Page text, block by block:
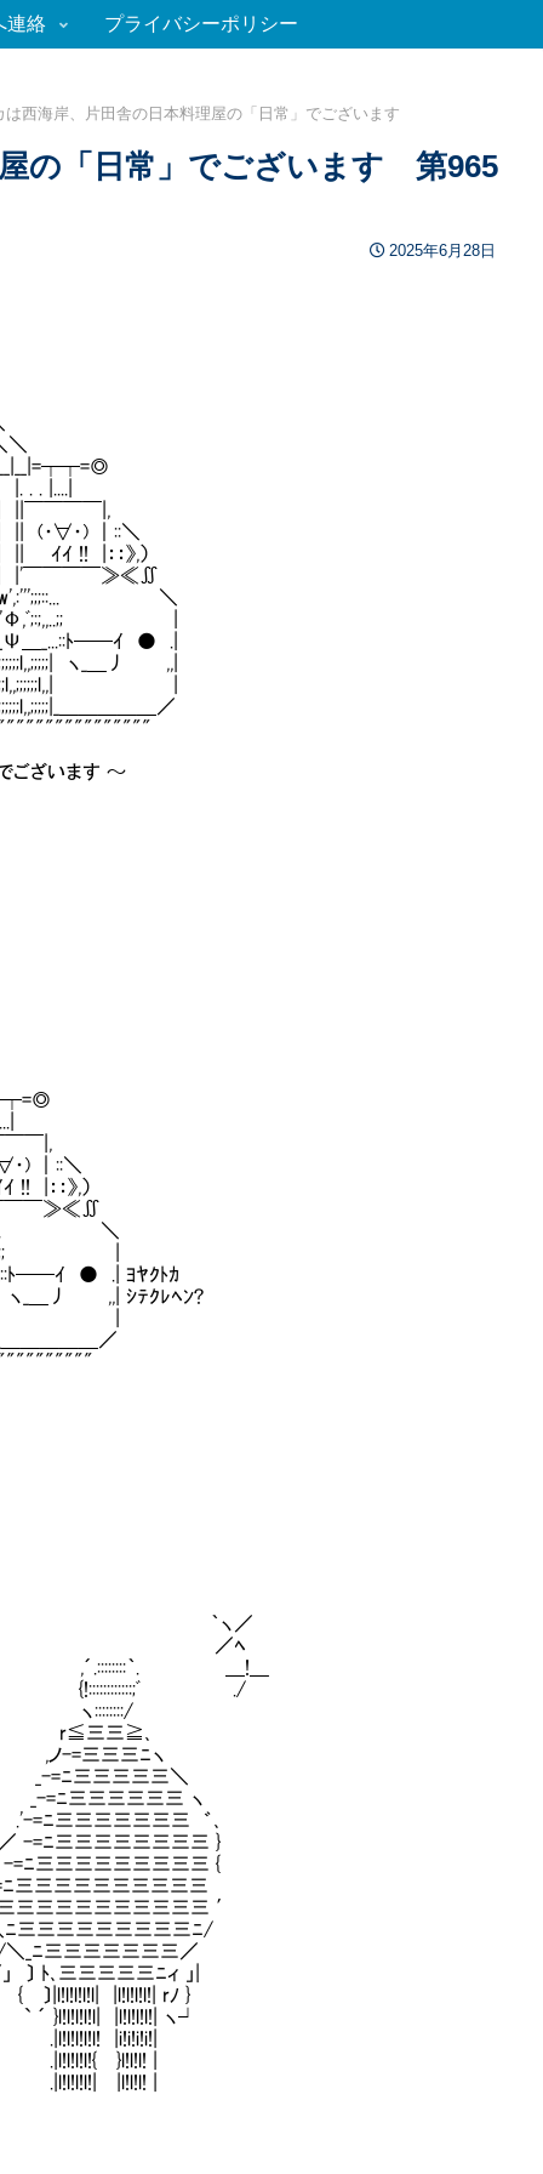
連絡 プライバシーポリシー
は西海岸、片田舎の日本料理屋の「日常」でございます
の「日常」でございます 第965
2025年6月28日
. . |....|
￣￣￣|,
∀・) ｜::＼
ｲ !! |：：》,）
￣￣￣￣≫≪∬
＼
ﾞ;:;,,..;; |
＿_...::ﾄ──ｲ ● .|
ヽ_＿丿 ,,|
|
＿＿＿＿＿／
ざいます ～
￣|,
) ｜::＼
：：》,）
￣￣≫≪∬
＼
ﾞ;:;,,..;; |
ﾄ──ｲ ● .| ﾖﾔｸﾄｶ
ヽ_＿丿 ,,| ｼﾃｸﾚﾍﾝ?
|
＿＿＿＿＿／
ﾍ
｀. ＿!＿
ﾞ ./
≧､
三三ﾆヽ
三三三三＼
三三三三三 ヽ
三三三三三三 ゛､
三三三三三三三 }
三三三三三三三三 {
三三三三三三三三＇
三三三三三三三三三 ′
三三三三三三三三ﾆ/
_ﾆ三三三三三三三／
ﾄ､三三三三三ﾆィ 」|
〕|l!l!l!l!l| |l!l!l!l!| rﾉ }
}l!l!l!l!l| |l!l!l!l!| ヽ┘
|i!i!i!i!|
}l!l!l! |
|l!l!l! |